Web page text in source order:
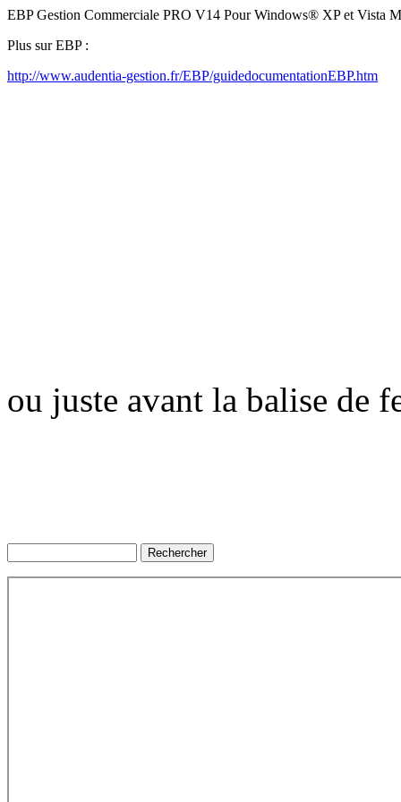
EBP Gestion Commerciale PRO V14 Pour Windows® XP et Vista
Plus sur EBP :
http://www.audentia-gestion.fr/EBP/guidedocumentationEBP.htm
ou juste avant la balise de